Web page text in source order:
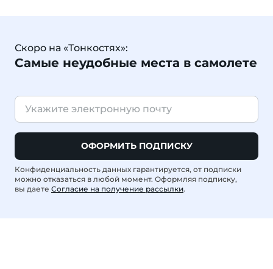
Скоро на «Тонкостях»:
Самые неудобные места в самолете
ОФОРМИТЬ ПОДПИСКУ
Конфиденциальность данных гарантируется, от подписки
можно отказаться в любой момент. Оформляя подписку,
вы даете Согласие на получение рассылки.